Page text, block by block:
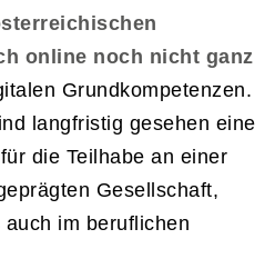
online noch nicht ganz
Grundkompetenzen.
langfristig gesehen eine
die Teilhabe an einer
Gesellschaft,
im beruflichen